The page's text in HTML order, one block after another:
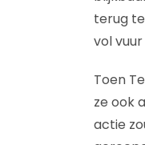
terug
vol
Toen
ze ook
actie